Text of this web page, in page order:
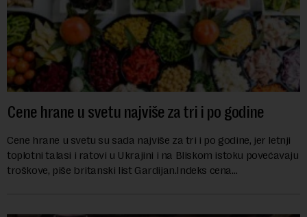
Cene hrane u svetu najviše za tri i po godine
Cene hrane u svetu su sada najviše za tri i po godine, jer letnji
toplotni talasi i ratovi u Ukrajini i na Bliskom istoku povećavaju
troškove, piše britanski list Gardijan.Indeks cena